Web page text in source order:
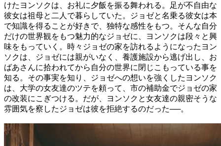
けたヨンソクは、お礼に夕飯を振る舞われる。足が不自由な
彼女は祖母と二人で暮らしていた。ジョゼと名乗る彼女は本
で知識を得ることが好きで、独特な感性をもつ。そんな自分
だけの世界観をもつ魅力的なジョゼに、ヨンソクは段々と興
味をもっていく。時々ジョゼの家を訪れるようになったヨン
ソクは、ジョゼには親がいなく、養護施設から逃げ出し、お
ばあさんに拾われてから自分の世界に閉じこもっている事を
知る。その事実を知り、ジョゼへの想いを強くしたヨンソク
は、大学の女友達のツテを頼って、市の補助金でジョゼの家
の改装にこぎつける。だが、ヨンソクと女友達の親密そうな
雰囲気を察したジョゼは彼を拒絶するのだった──。